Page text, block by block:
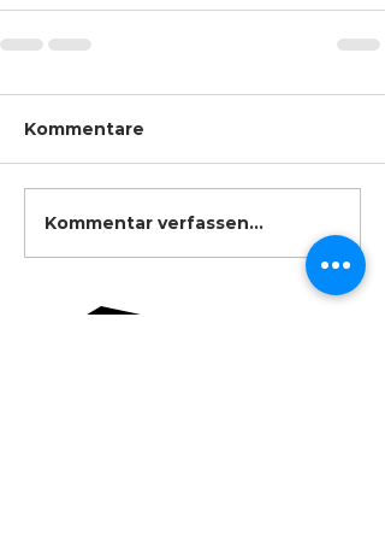
Kommentare
Kommentar verfassen...